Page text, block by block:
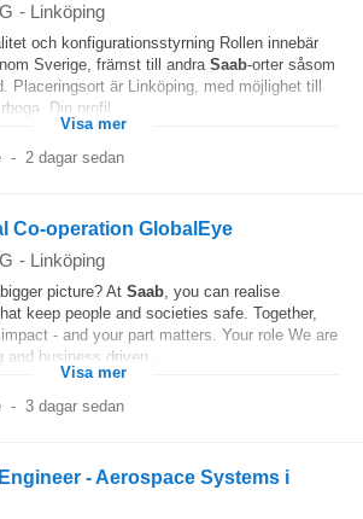
- Linköping
och konfigurationsstyrning Rollen innebär
Sverige, främst till andra Saab-orter såsom
Placeringsort är Linköping, med möjlighet till
Din profil...
Visa mer
- 2 dagar sedan
Co-operation GlobalEye
- Linköping
picture? At Saab, you can realise
keep people and societies safe. Together,
- and your part matters. Your role We are
business driven...
Visa mer
- 3 dagar sedan
- Aerospace Systems i